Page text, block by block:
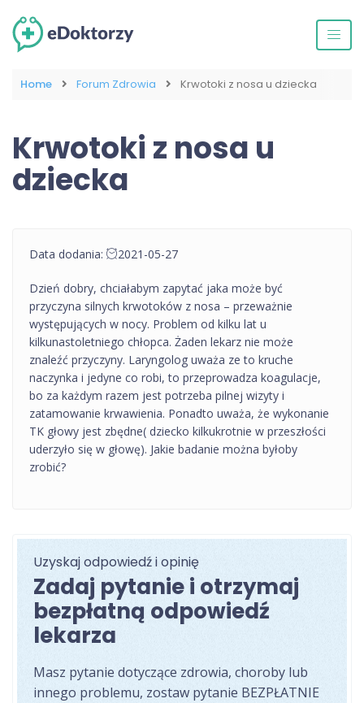
Home Forum Zdrowia Krwotoki z nosa u dziecka
Krwotoki z nosa u
dziecka
Data dodania: 2021-05-27
Dzień dobry, chciałabym zapytać jaka może być
przyczyna silnych krwotoków z nosa – przeważnie
występujących w nocy. Problem od kilku lat u
kilkunastoletniego chłopca. Żaden lekarz nie może
znaleźć przyczyny. Laryngolog uważa ze to kruche
naczynka i jedyne co robi, to przeprowadza koagulacje,
bo za każdym razem jest potrzeba pilnej wizyty i
zatamowanie krwawienia. Ponadto uważa, że wykonanie
TK głowy jest zbędne( dziecko kilkukrotnie w przeszłości
uderzyło się w głowę). Jakie badanie można byłoby
zrobić?
Uzyskaj odpowiedź i opinię
Zadaj pytanie i otrzymaj
bezpłatną odpowiedź
lekarza
Masz pytanie dotyczące zdrowia, choroby lub
innego problemu, zostaw pytanie BEZPŁATNIE